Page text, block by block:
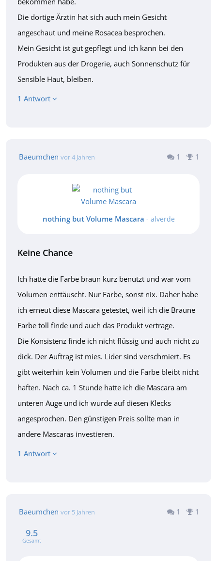
Die dortige Ärztin hat sich auch mein Gesicht
angeschaut und meine Rosacea besprochen.
Mein Gesicht ist gut gepflegt und ich kann bei den
Produkten aus der Drogerie, auch Sonnenschutz für
Sensible Haut, bleiben.
1 Antwort
Baeumchen vor 4 Jahren 1
1
nothing but Volume Mascara - alverde
Keine Chance
Ich hatte die Farbe braun kurz benutzt und war vom
Volumen enttäuscht. Nur Farbe, sonst nix. Daher habe
ich erneut diese Mascara getestet, weil ich die Braune
Farbe toll finde und auch das Produkt vertrage.
Die Konsistenz finde ich nicht flüssig und auch nicht zu
dick. Der Auftrag ist mies. Lider sind verschmiert. Es
gibt weiterhin kein Volumen und die Farbe bleibt nicht
haften. Nach ca. 1 Stunde hatte ich die Mascara am
unteren Auge und ich wurde auf diesen Klecks
angesprochen. Den günstigen Preis sollte man in
andere Mascaras investieren.
1 Antwort
Baeumchen vor 5 Jahren 1
1
9.5
Gesamt